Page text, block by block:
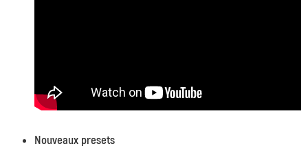
Nouveaux presets